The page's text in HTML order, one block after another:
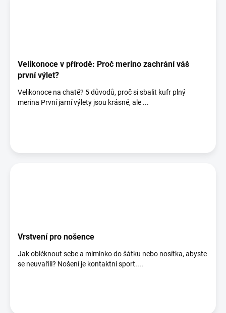
Velikonoce v přírodě: Proč merino zachrání váš
první výlet?
Velikonoce na chatě? 5 důvodů, proč si sbalit kufr plný
merina První jarní výlety jsou krásné, ale ...
Vrstvení pro nošence
Jak obléknout sebe a miminko do šátku nebo nosítka, abyste
se neuvařili? Nošení je kontaktní sport....